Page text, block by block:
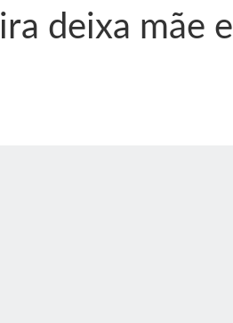
deixa mãe e